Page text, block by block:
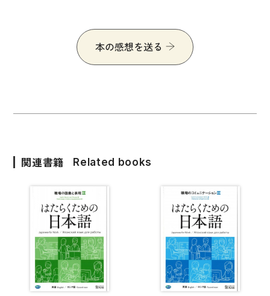
ロシア語辞典
国語辞典
漢字・漢和辞典
語学・文法辞典
表現・用字用語辞典
比較文化辞典
教師用参考書
本の感想を送る
関連書籍 Related books